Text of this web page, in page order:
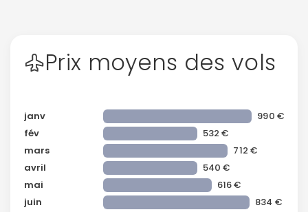
Prix moyens des vols
janv
990 €
fév
532 €
mars
712 €
avril
540 €
mai
616 €
juin
834 €